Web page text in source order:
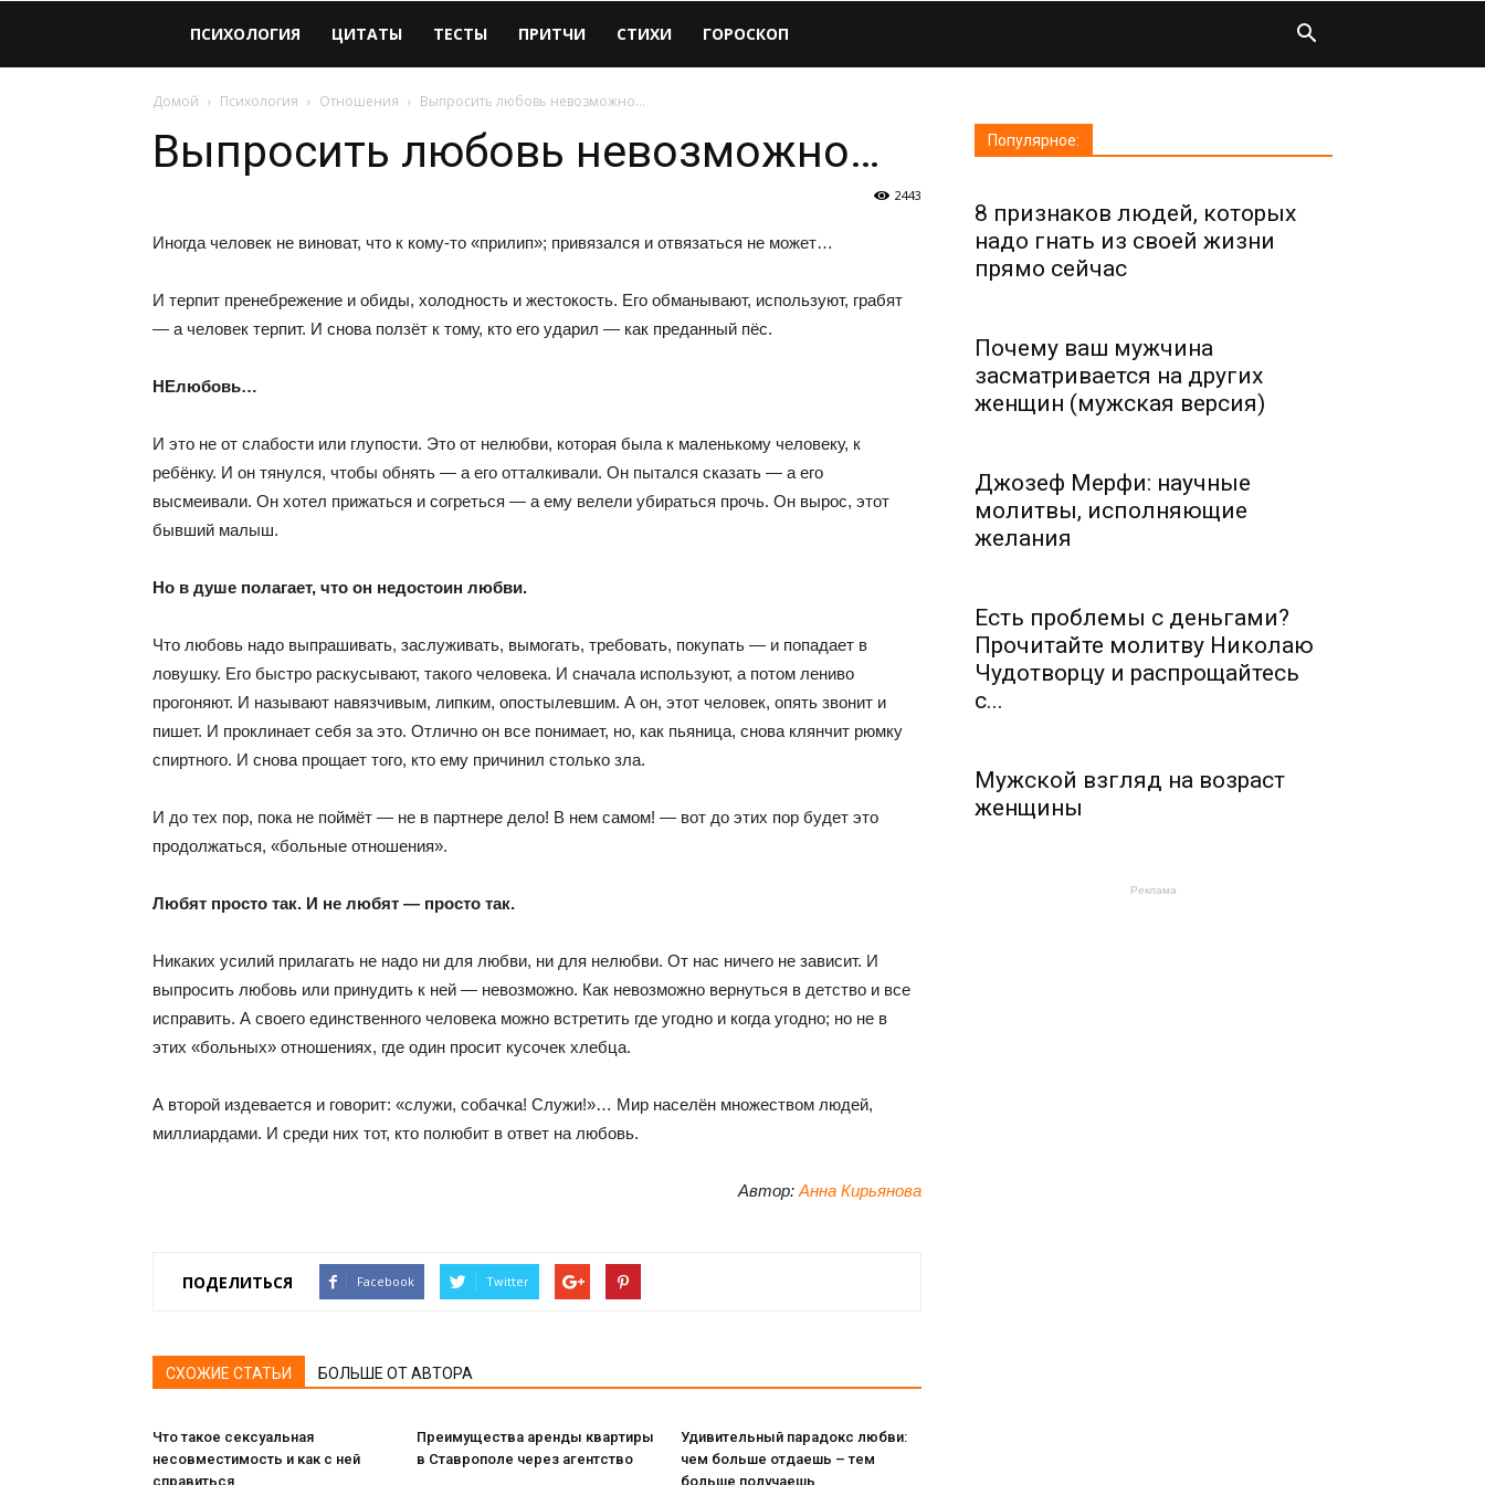
Виолайф
ПСИХОЛОГИЯ ЦИТАТЫ ТЕСТЫ ПРИТЧИ СТИХИ ГОРОСКОП
Домой Психология Отношения Выпросить любовь невозможно…
Выпросить любовь невозможно…
2443
Иногда человек не виноват, что к кому-то «прилип»; привязался и отвязаться не может…
И терпит пренебрежение и обиды, холодность и жестокость. Его обманывают, используют, грабят
— а человек терпит. И снова ползёт к тому, кто его ударил — как преданный пёс.
НЕлюбовь…
И это не от слабости или глупости. Это от нелюбви, которая была к маленькому человеку, к
ребёнку. И он тянулся, чтобы обнять — а его отталкивали. Он пытался сказать — а его
высмеивали. Он хотел прижаться и согреться — а ему велели убираться прочь. Он вырос, этот
бывший малыш.
Но в душе полагает, что он недостоин любви.
Что любовь надо выпрашивать, заслуживать, вымогать, требовать, покупать — и попадает в
ловушку. Его быстро раскусывают, такого человека. И сначала используют, а потом лениво
прогоняют. И называют навязчивым, липким, опостылевшим. А он, этот человек, опять звонит и
пишет. И проклинает себя за это. Отлично он все понимает, но, как пьяница, снова клянчит рюмку
спиртного. И снова прощает того, кто ему причинил столько зла.
И до тех пор, пока не поймёт — не в партнере дело! В нем самом! — вот до этих пор будет это
продолжаться, «больные отношения».
Любят просто так. И не любят — просто так.
Никаких усилий прилагать не надо ни для любви, ни для нелюбви. От нас ничего не зависит. И
выпросить любовь или принудить к ней — невозможно. Как невозможно вернуться в детство и все
исправить. А своего единственного человека можно встретить где угодно и когда угодно; но не в
этих «больных» отношениях, где один просит кусочек хлебца.
А второй издевается и говорит: «служи, собачка! Служи!»… Мир населён множеством людей,
миллиардами. И среди них тот, кто полюбит в ответ на любовь.
Автор: Анна Кирьянова
ПОДЕЛИТЬСЯ Facebook Twitter
СХОЖИЕ СТАТЬИ БОЛЬШЕ ОТ АВТОРА
Что такое сексуальная
несовместимость и как с ней
справиться
Преимущества аренды квартиры
в Ставрополе через агентство
Удивительный парадокс любви:
чем больше отдаешь – тем
больше получаешь
Популярное:
8 признаков людей, которых
надо гнать из своей жизни
прямо сейчас
Почему ваш мужчина
засматривается на других
женщин (мужская версия)
Джозеф Мерфи: научные
молитвы, исполняющие
желания
Есть проблемы с деньгами?
Прочитайте молитву Николаю
Чудотворцу и распрощайтесь
с...
Мужской взгляд на возраст
женщины
Реклама